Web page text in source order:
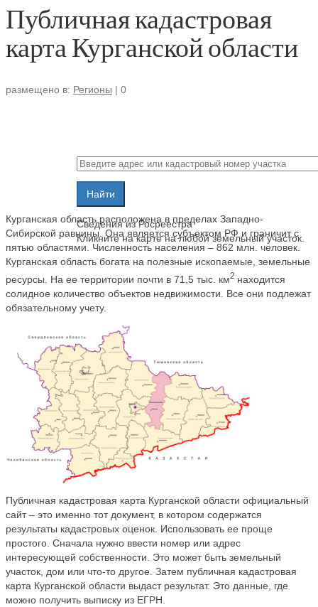
Публичная кадастровая
карта Курганской области
размещено в: Регионы | 0
Сведения из Росреестра
Кликните на карте на любой земельный участок.
Курганская область расположена в пределах Западно-
Сибирской равнины. Она является субъектом РФ и граничит с
пятью областями. Численность населения – 862 млн. человек.
Курганская область богата на полезные ископаемые, земельные
ресурсы. На ее территории почти в 71,5 тыс. км2 находится
солидное количество объектов недвижимости. Все они подлежат
обязательному учету.
Публичная кадастровая карта Курганской области официальный
сайт – это именно тот документ, в котором содержатся
результаты кадастровых оценок. Использовать ее проще
простого. Сначала нужно ввести номер или адрес
интересующей собственности. Это может быть земельный
участок, дом или что-то другое. Затем публичная кадастровая
карта Курганской области выдаст результат. Это данные, где
можно получить выписку из ЕГРН.